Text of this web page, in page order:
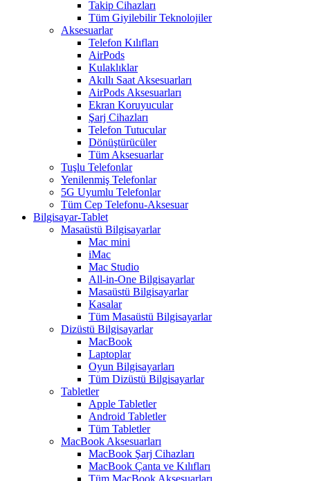
Takip Cihazları
Tüm Giyilebilir Teknolojiler
Aksesuarlar
Telefon Kılıfları
AirPods
Kulaklıklar
Akıllı Saat Aksesuarları
AirPods Aksesuarları
Ekran Koruyucular
Şarj Cihazları
Telefon Tutucular
Dönüştürücüler
Tüm Aksesuarlar
Tuşlu Telefonlar
Yenilenmiş Telefonlar
5G Uyumlu Telefonlar
Tüm Cep Telefonu-Aksesuar
Bilgisayar-Tablet
Masaüstü Bilgisayarlar
Mac mini
iMac
Mac Studio
All-in-One Bilgisayarlar
Masaüstü Bilgisayarlar
Kasalar
Tüm Masaüstü Bilgisayarlar
Dizüstü Bilgisayarlar
MacBook
Laptoplar
Oyun Bilgisayarları
Tüm Dizüstü Bilgisayarlar
Tabletler
Apple Tabletler
Android Tabletler
Tüm Tabletler
MacBook Aksesuarları
MacBook Şarj Cihazları
MacBook Çanta ve Kılıfları
Tüm MacBook Aksesuarları